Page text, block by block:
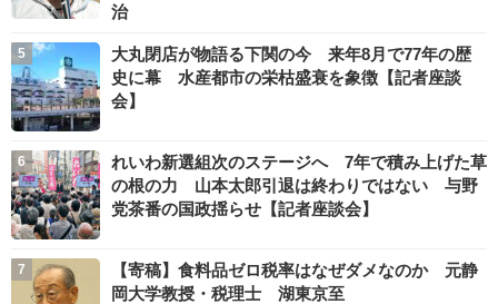
治
大丸閉店が物語る下関の今 来年8月で77年の歴
史に幕 水産都市の栄枯盛衰を象徴【記者座談
会】
れいわ新選組次のステージへ 7年で積み上げた草
の根の力 山本太郎引退は終わりではない 与野
党茶番の国政揺らせ【記者座談会】
【寄稿】食料品ゼロ税率はなぜダメなのか 元静
岡大学教授・税理士 湖東京至